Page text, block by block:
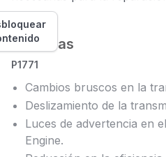
Síntomas
P1771
Cambios bruscos en la
Deslizamiento de la
Luces de advertencia en
Engine.